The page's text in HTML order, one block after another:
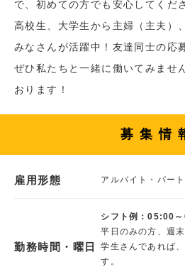
で、初めての方でも安心してくだ
高校生、大学生から主婦（主夫）
みなさんが活躍中！友達同士の応
ぜひ私たちと一緒に働いてみませ
おります！
募集情
雇用形態 アルバイト・パート
勤務時間・曜日
シフト例：05:00
平日のみの方、週
学生さんであれば
す。